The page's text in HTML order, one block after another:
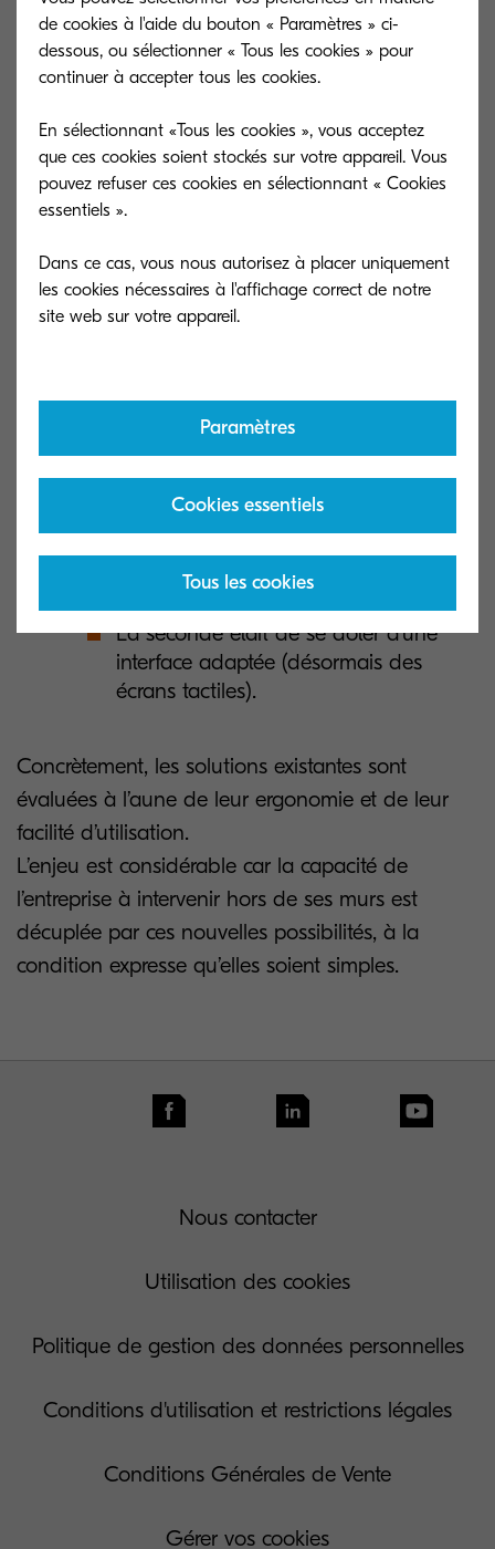
bureautiques en mode Cloud dans les
entreprises.
est notamment illustrée par la montée en
puissance d’un outil baptisé « scan to Cloud » et
qui permet aux systèmes d’impression d’échanger
Dans ce contexte, il faut veiller à ce que les outils
permettent bien un « échange »,
données.
Pour ce faire, les systèmes d’impression devaient
connaître deux évolutions majeures :
des logiciels spécialisés (généralement
présents de façon standard)
La seconde était de se doter d’une
interface adaptée (désormais des
écrans tactiles).
Concrètement, les solutions existantes sont
évaluées à l’aune de leur ergonomie et de leur
facilité d’utilisation.
L’enjeu est considérable car la capacité de
l’entreprise à intervenir hors de ses murs est
décuplée par ces nouvelles possibilités, à la
condition expresse qu’elles soient simples.
Nous contacter
Utilisation des cookies
Politique de gestion des données personnelles
Conditions d'utilisation et restrictions légales
Conditions Générales de Vente
Gérer vos cookies
de cookies à l'aide du bouton « Paramètres » ci-
dessous, ou sélectionner « Tous les cookies » pour
continuer à accepter tous les cookies.
En sélectionnant «Tous les cookies », vous acceptez
que ces cookies soient stockés sur votre appareil. Vous
pouvez refuser ces cookies en sélectionnant « Cookies
essentiels ».
Dans ce cas, vous nous autorisez à placer uniquement
les cookies nécessaires à l'affichage correct de notre
Paramètres
Cookies essentiels
Tous les cookies